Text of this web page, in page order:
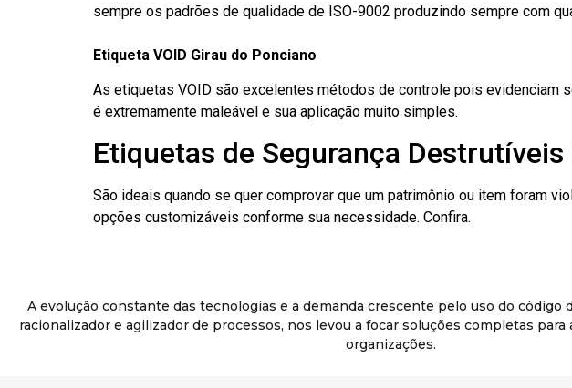
sempre os padrões de qualidade de ISO-9002 produzindo sempre com
Etiqueta VOID Girau do Ponciano
As etiquetas VOID são excelentes métodos de controle pois evidenciam
é extremamente maleável e sua aplicação muito simples.
Etiquetas de Segurança
São ideais quando se quer comprovar que um patrimônio ou item foram
opções customizáveis conforme sua necessidade. Confira.
A evolução constante das tecnologias e a demanda crescente pelo uso do código
racionalizador e agilizador de processos, nos levou a focar soluções completas
organizações.